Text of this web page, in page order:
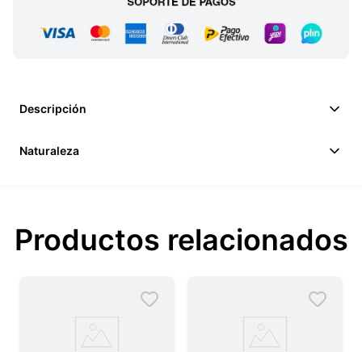
Descripción
Naturaleza
Productos relacionados